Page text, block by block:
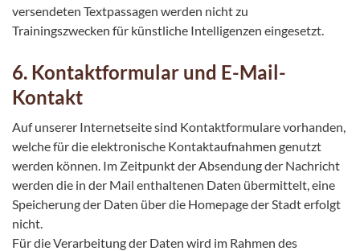
versendeten Textpassagen werden nicht zu
Trainingszwecken für künstliche Intelligenzen eingesetzt.
6. Kontaktformular und E-Mail-
Kontakt
Auf unserer Internetseite sind Kontaktformulare vorhanden,
welche für die elektronische Kontaktaufnahmen genutzt
werden können. Im Zeitpunkt der Absendung der Nachricht
werden die in der Mail enthaltenen Daten übermittelt, eine
Speicherung der Daten über die Homepage der Stadt erfolgt
nicht.
Für die Verarbeitung der Daten wird im Rahmen des